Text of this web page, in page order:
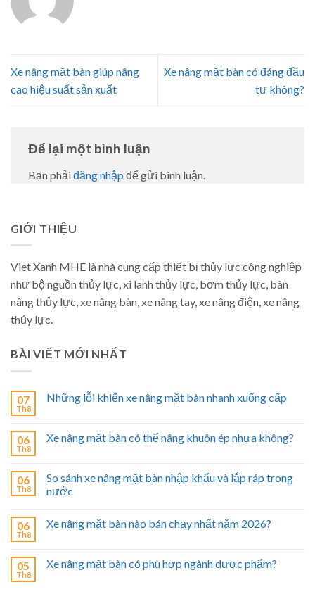
Xe nâng mặt bàn giúp nâng
cao hiệu suất sản xuất
Xe nâng mặt bàn có đáng đầu
tư không?
Để lại một bình luận
Bạn phải đăng nhập để gửi bình luận.
GIỚI THIỆU
Viet Xanh MHE là nhà cung cấp thiết bị thủy lực công nghiệp
như bộ nguồn thủy lực, xi lanh thủy lực, bơm thủy lực, bàn
nâng thủy lực, xe nâng bàn, xe nâng tay, xe nâng điện, xe nâng
thủy lực.
BÀI VIẾT MỚI NHẤT
07
Th8
Những lỗi khiến xe nâng mặt bàn nhanh xuống cấp
06
Th8
Xe nâng mặt bàn có thể nâng khuôn ép nhựa không?
06
Th8
So sánh xe nâng mặt bàn nhập khẩu và lắp ráp trong
nước
06
Th8
Xe nâng mặt bàn nào bán chạy nhất năm 2026?
05
Th8
Xe nâng mặt bàn có phù hợp ngành dược phẩm?